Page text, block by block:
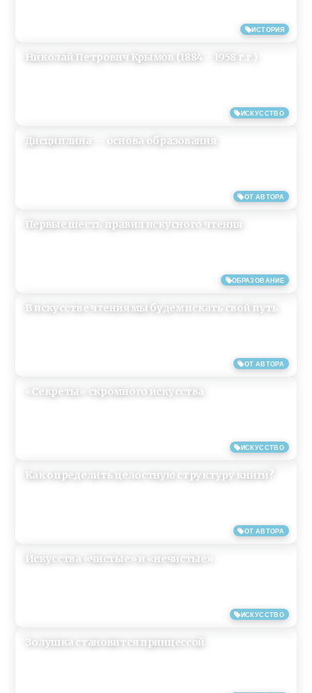
ИСТОРИЯ
ИСКУССТВО
Николай Петрович Крымов (1884 – 1958 г.г.)
ОТ АВТОРА
Дисциплина — основа образования
ОБРАЗОВАНИЕ
Первые шесть правил искусного чтения
ОТ АВТОРА
В искусстве чтения мы будем искать свой путь
ИСКУССТВО
«Секреты» скромного искусства
ОТ АВТОРА
Как определить целостную структуру книги?
ИСКУССТВО
Искусства «чистые» и «нечистые»
Золушка становится принцессой